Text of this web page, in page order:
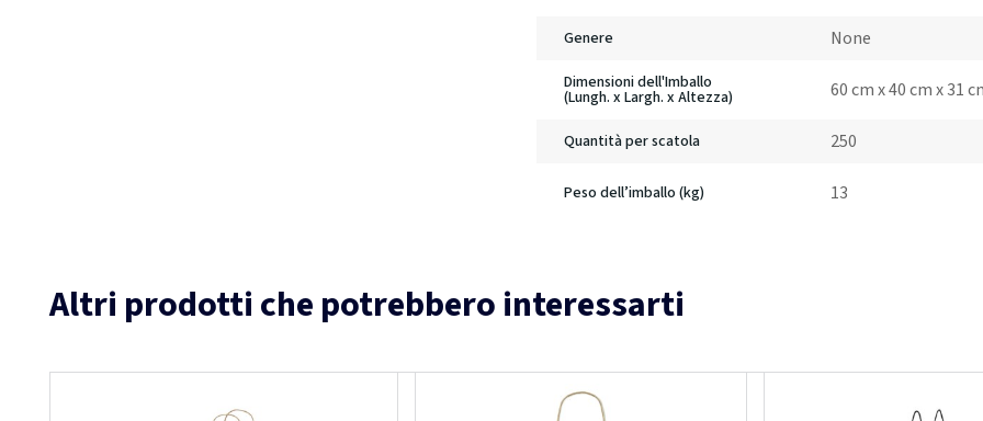
Genere None
Dimensioni dell'Imballo
(Lungh. x Largh. x Altezza) 60 cm x 40 cm x 31
Quantità per scatola 250
Peso dell’imballo (kg) 13
Altri prodotti che potrebbero interessarti